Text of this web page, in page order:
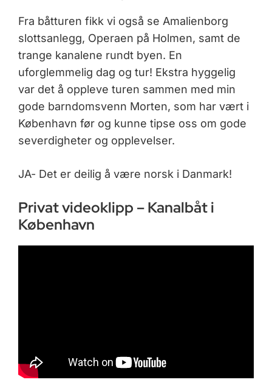
Fra båtturen fikk vi også se Amalienborg
slottsanlegg, Operaen på Holmen, samt de
trange kanalene rundt byen. En
uforglemmelig dag og tur! Ekstra hyggelig
var det å oppleve turen sammen med min
gode barndomsvenn Morten, som har vært i
København før og kunne tipse oss om gode
severdigheter og opplevelser.
JA- Det er deilig å være norsk i Danmark!
Privat videoklipp – Kanalbåt i
København